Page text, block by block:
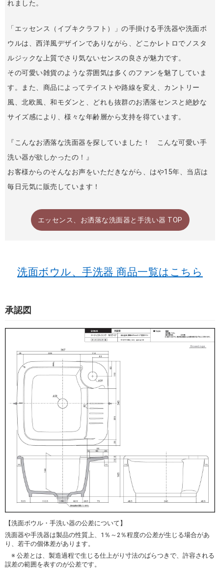
れました。
「エッセンス（イブキクラフト）」の手掛ける手洗器や洗面ボ
ウルは、西洋風デザインでありながら、どこかレトロでノスタ
ルジックな上質でさり気ないセンスの良さが魅力です。
その可愛い雑貨のような雰囲気は多くのファンを魅了していま
す。また、商品によってテイストや路線を変え、カントリー
風、北欧風、和モダンと、どれも抜群のお洒落センスと絶妙な
サイズ感により、様々な年齢層から支持を得ています。
『こんなお洒落な洗面器を探していました！ こんな可愛い手
洗い器が欲しかったの！』
お客様からのそんなお声をいただきながら、はや15年、当店は
毎日元気に販売しています！
エッセンス、お洒落な洗面器と手洗い器 TOP
洗面ボウル、手洗器 商品一覧はこちら
承認図
【洗面ボウル・手洗い器の公差について】
洗面器や手洗器は製品の性質上、1％～2％程度の公差が生じる場合があ
り、若干の個体差があります。
※ 公差とは、製造過程で生じる仕上がり寸法のばらつきで、許容される
誤差の範囲を表すのが公差です。